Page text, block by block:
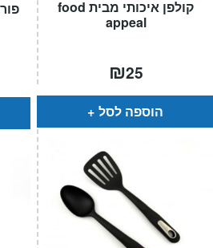
קולפן איכותי מבית food
appeal
₪25
הוספה לסל